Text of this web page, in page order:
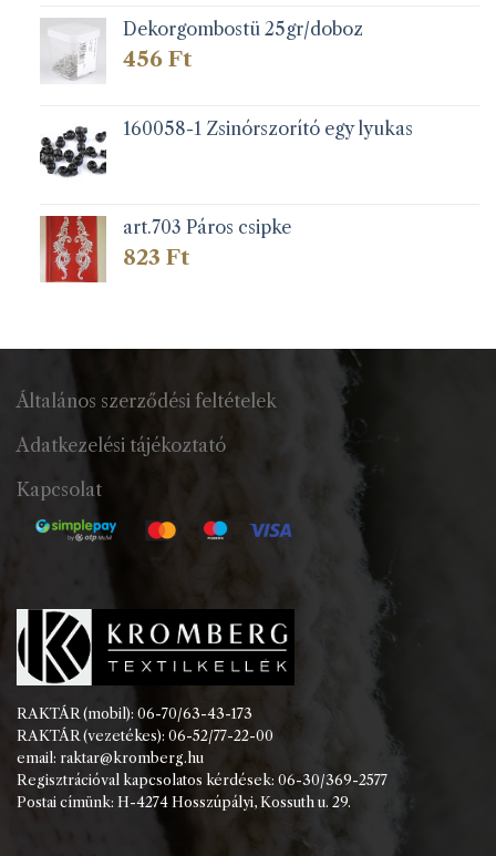
Dekorgombostü 25gr/doboz
456 Ft
160058-1 Zsinórszorító egy lyukas
art.703 Páros csipke
823 Ft
Általános szerződési feltételek
Adatkezelési tájékoztató
Kapcsolat
RAKTÁR (mobil): 06-70/63-43-173
RAKTÁR (vezetékes): 06-52/77-22-00
email: raktar@kromberg.hu
Regisztrációval kapcsolatos kérdések: 06-30/369-2577
Postai címünk: H-4274 Hosszúpályi, Kossuth u. 29.